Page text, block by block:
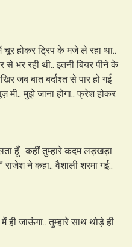
होकर ट्रिप के मजे ले रहा था..
भर रही थी.. इतनी बियर पीने के
जब बात बर्दाश्त से पार हो गई
मुझे जाना होगा.. फ्रेश होकर
हूँ.. कहीं तुम्हारे कदम लड़खड़ा
राजेश ने कहा.. वैशाली शरमा गई..
ही जाऊंगा.. तुम्हारे साथ थोड़े ही